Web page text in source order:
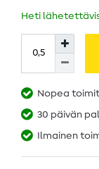
Heti
Nopea
30 päivän
Ilmainen